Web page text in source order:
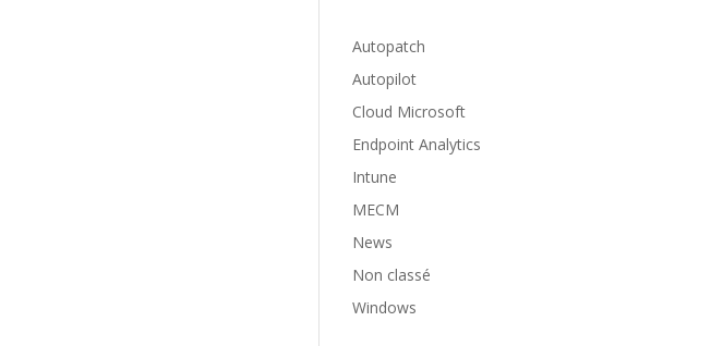
Autopatch
Autopilot
Cloud Microsoft
Endpoint Analytics
Intune
MECM
News
Non classé
Windows